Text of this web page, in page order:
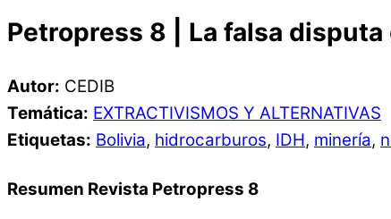
Petropress 8 | La falsa
Autor: CEDIB
Temática: EXTRACTIVISMOS Y ALTERNATIVAS
Etiquetas: Bolivia, hidrocarburos, IDH, minería,
Resumen Revista Petropress 8